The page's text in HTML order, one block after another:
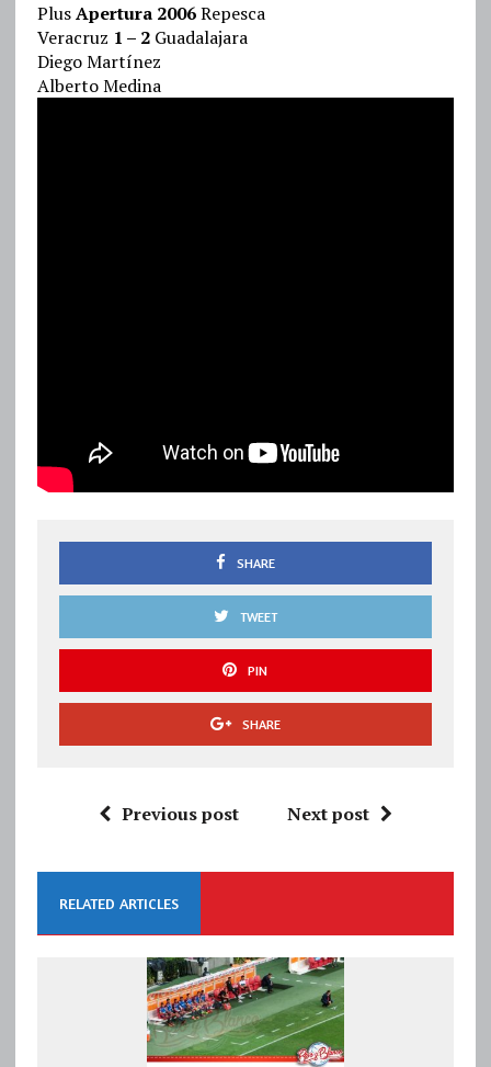
PlusApertura 2006Repesca
Veracruz 1 – 2Guadalajara
Diego Martínez
Alberto Medina
SHARE
TWEET
PIN
SHARE
Previous post Next post
RELATED ARTICLES